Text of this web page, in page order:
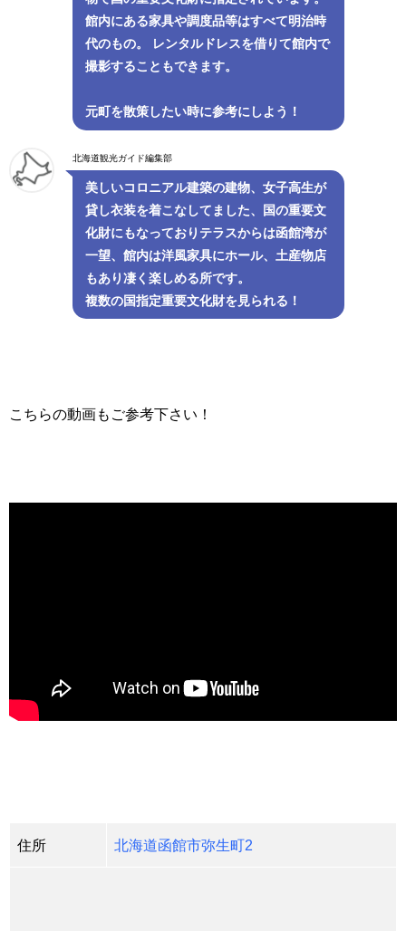
館内にある家具や調度品等はすべて明治時
代のもの。 レンタルドレスを借りて館内で
撮影することもできます。
元町を散策したい時に参考にしよう！
北海道観光ガイド編集部
美しいコロニアル建築の建物、女子高生が
貸し衣装を着こなしてました、国の重要文
化財にもなっておりテラスからは函館湾が
一望、館内は洋風家具にホール、土産物店
もあり凄く楽しめる所です。
複数の国指定重要文化財を見られる！
こちらの動画もご参考下さい！
住所 北海道函館市弥生町2